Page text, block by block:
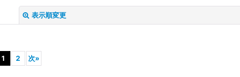
表示順変更
1 2 次»